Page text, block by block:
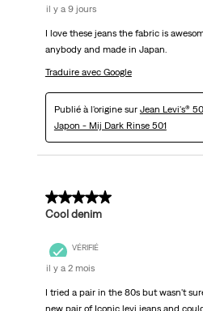
il y a 9 jours
I love these jeans the fabric is
anybody and made in Japan.
Traduire avec Google
Publié à l'origine sur Jean Levi's®
Japon - Mij Dark Rinse 501
5 sur 5 étoiles.
Cool denim
VÉRIFIÉ
il y a 2 mois
I tried a pair in the 80s but wasn't
new pair of Iconic levi jeans and